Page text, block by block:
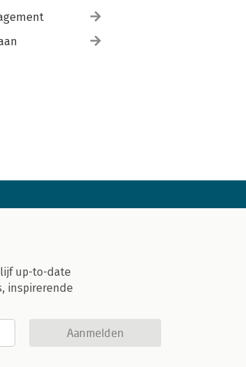
up-to-date
inspirerende
Aanmelden